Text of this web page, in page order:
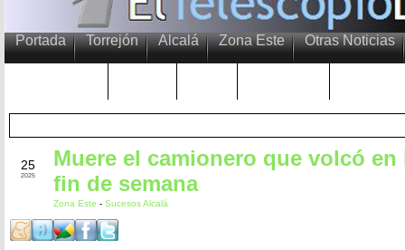
Portada Torrejón Alcalá Zona Este Otras Noticias
25
2025
Muere el camionero que volcó en
fin de semana
Zona Este - Sucesos Alcalá